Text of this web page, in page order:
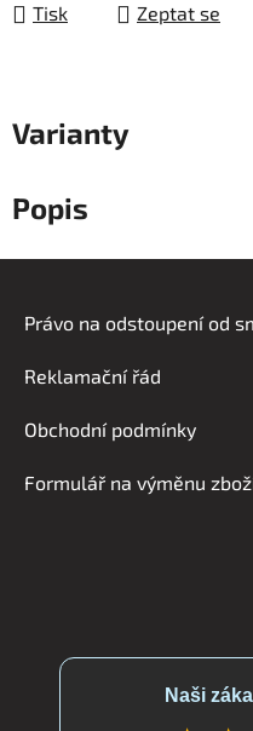
Tisk Zeptat se
Varianty
Popis
Právo na odstoupení od
Reklamační řád
Obchodní podmínky
Formulář na výměnu
Naši